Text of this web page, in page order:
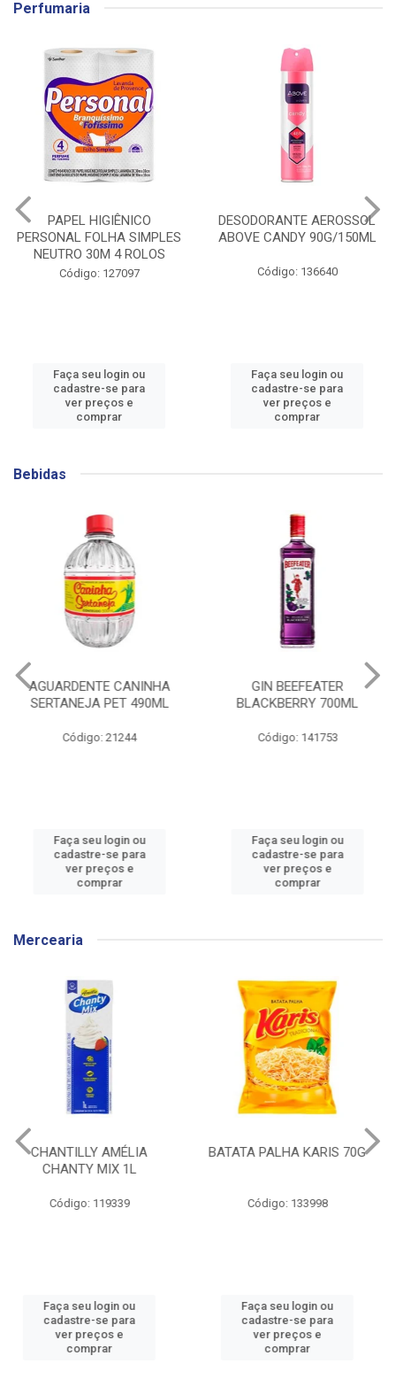
Perfumaria
PAPEL HIGIÊNICO
PERSONAL FOLHA SIMPLES
NEUTRO 30M 4 ROLOS
Código: 127097
Faça seu login ou
cadastre-se para
ver preços e
comprar
DESODORANTE AEROSSOL
ABOVE CANDY 90G/150ML
Código: 136640
Faça seu login ou
cadastre-se para
ver preços e
comprar
Bebidas
AGUARDENTE CANINHA
SERTANEJA PET 490ML
Código: 21244
Faça seu login ou
cadastre-se para
ver preços e
comprar
GIN BEEFEATER
BLACKBERRY 700ML
Código: 141753
Faça seu login ou
cadastre-se para
ver preços e
comprar
Mercearia
BATATA PALHA KARIS 70G
Código: 133998
Faça seu login ou
cadastre-se para
ver preços e
comprar
CEREAL MATINAL
Código: 136304
Faça seu login ou
cadastre-se para
ver preços e
comprar